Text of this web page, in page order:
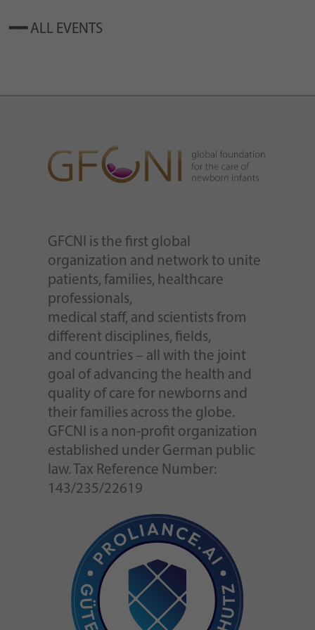
ALL EVENTS
GFCNI is the first global
organization and network to unite
patients, families, healthcare
professionals,
medical staff, and scientists from
different disciplines, fields,
and countries – all with the joint
goal of advancing the health and
quality of care for newborns and
their families across the globe.
GFCNI is a non-profit organization
established under German public
law. Tax Reference Number:
143/235/22619
Webseiten-Betreiber dies eingestellt hat.